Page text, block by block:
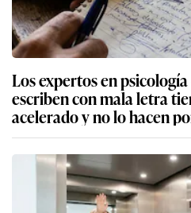
Los expertos en
escriben con mala letra
acelerado y no lo hacen